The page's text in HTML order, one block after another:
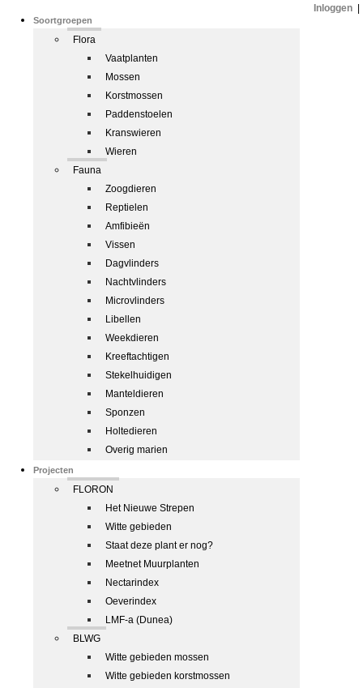
Soortgroepen
Flora
Vaatplanten
Mossen
Korstmossen
Paddenstoelen
Kranswieren
Wieren
Fauna
Zoogdieren
Reptielen
Amfibieën
Vissen
Dagvlinders
Nachtvlinders
Microvlinders
Libellen
Weekdieren
Kreeftachtigen
Stekelhuidigen
Manteldieren
Sponzen
Holtedieren
Overig marien
Projecten
FLORON
Het Nieuwe Strepen
Witte gebieden
Staat deze plant er nog?
Meetnet Muurplanten
Nectarindex
Oeverindex
LMF-a (Dunea)
BLWG
Witte gebieden mossen
Witte gebieden korstmossen
Inloggen